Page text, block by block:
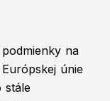
na
únie
stále